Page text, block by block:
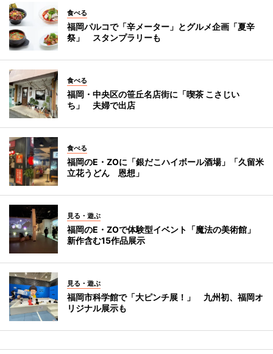
食べる
福岡パルコで「辛メーター」とグルメ企画「夏辛
祭」 スタンプラリーも
食べる
福岡・中央区の笹丘名店街に「喫茶 こさじい
ち」 夫婦で出店
食べる
福岡のE・ZOに「銀だこハイボール酒場」「久留米
立花うどん 恩想」
見る・遊ぶ
福岡のE・ZOで体験型イベント「魔法の美術館」
新作含む15作品展示
見る・遊ぶ
福岡市科学館で「大ピンチ展！」 九州初、福岡オ
リジナル展示も